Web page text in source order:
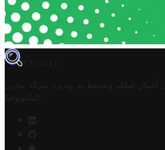
TROVIT
أعمال تملكه وتحتفظ به وتديره
شركة مخزن
التكنولوجيا